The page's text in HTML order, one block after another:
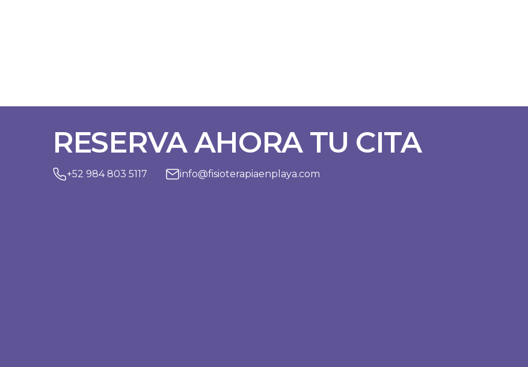
RESERVA AHORA TU CITA
+52 984 803 5117 info@fisioterapiaenplaya.com